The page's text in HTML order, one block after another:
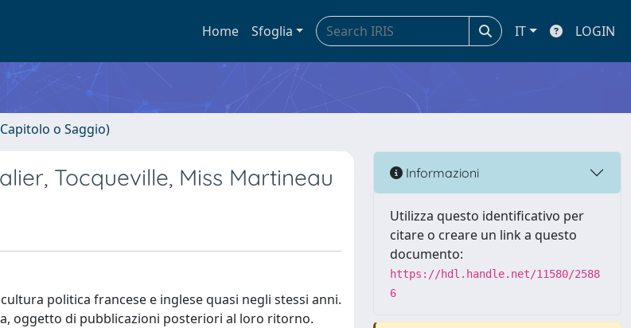
Home Sfoglia IT LOGIN
o Saggio)
Tocqueville, Miss Martineau
politica francese e inglese quasi negli stessi anni.
oggetto di pubblicazioni posteriori al loro ritorno.
Informazioni
Utilizza questo identificativo per
citare o creare un link a questo
documento:
https://hdl.handle.net/11580/2588
6